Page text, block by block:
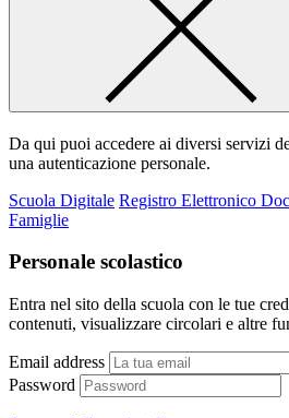
Da qui puoi accedere ai diversi servizi
una autenticazione personale.
Scuola Digitale Registro Elettronico
Famiglie
Personale scolastico
Entra nel sito della scuola con le tue
contenuti, visualizzare circolari e altre
Email address
Password